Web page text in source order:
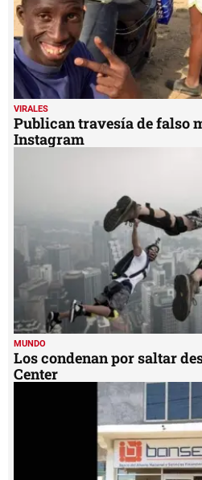
VIRALES
Publican travesía de falso
Instagram
MUNDO
Los condenan por saltar
Center